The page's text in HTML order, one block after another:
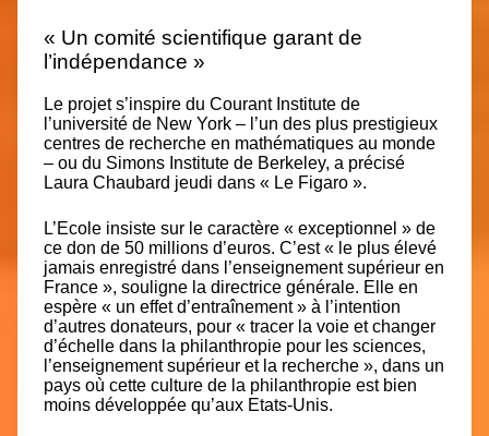
« Un comité scientifique garant de
l’indépendance »
Le projet s’inspire du Courant Institute de
l’université de New York – l’un des plus prestigieux
centres de recherche en mathématiques au monde
– ou du Simons Institute de Berkeley, a précisé
Laura Chaubard jeudi dans « Le Figaro ».
L’Ecole insiste sur le caractère « exceptionnel » de
ce don de 50 millions d’euros. C’est « le plus élevé
jamais enregistré dans l’enseignement supérieur en
France », souligne la directrice générale. Elle en
espère « un effet d’entraînement » à l’intention
d’autres donateurs, pour « tracer la voie et changer
d’échelle dans la philanthropie pour les sciences,
l’enseignement supérieur et la recherche », dans un
pays où cette culture de la philanthropie est bien
moins développée qu’aux Etats-Unis.